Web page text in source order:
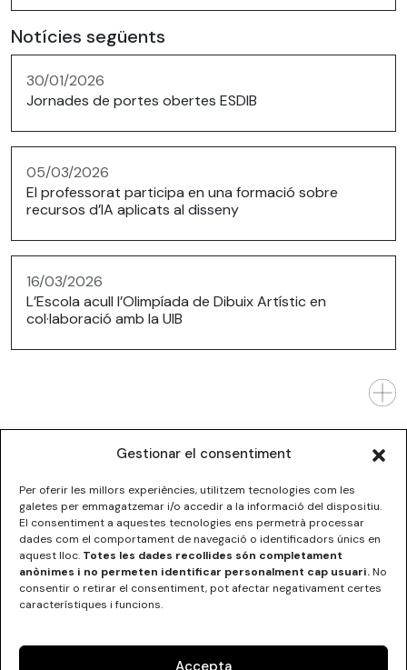
Gestionar el consentiment
Per oferir les millors experiències, utilitzem tecnologies com les
galetes per emmagatzemar i/o accedir a la informació del dispositiu.
El consentiment a aquestes tecnologies ens permetrà processar
dades com el comportament de navegació o identificadors únics en
aquest lloc. Totes les dades recollides són completament
anònimes i no permeten identificar personalment cap usuari.No
consentir o retirar el consentiment, pot afectar negativament certes
característiques i funcions.
Accepta
Notícies següents
30/01/2026
Jornades de portes obertes ESDIB
05/03/2026
El professorat participa en una formació sobre
recursos d’IA aplicats al disseny
16/03/2026
L’Escola acull l’Olimpíada de Dibuix Artístic en
col·laboració amb la UIB
ESCOLA SUPERIOR DE DISSENY DE LES ILLES BALEARS
C/Institut Balear nº5
07012 Palma, Illes Balears
Tel.+34 971 290000